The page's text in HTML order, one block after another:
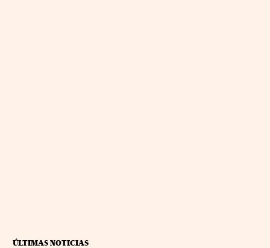
ÚLTIMAS NOTICIAS